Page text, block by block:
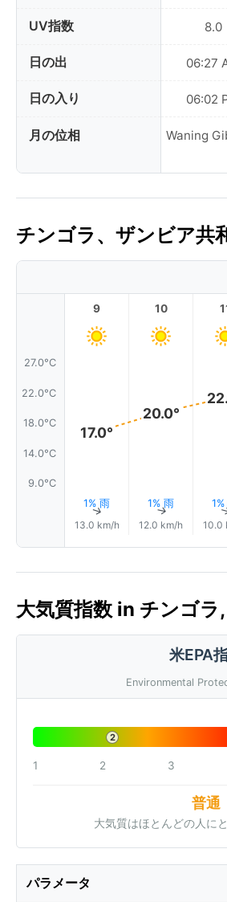
UV指数
日の出
日の入り
月の位相
8.0
06:27
06:02
Waning
チンゴラ、ザンビア共
27.0°C
22.0°C
18.0°C
14.0°C
9.0°C
9
17.0°
1% 雨
↑
13.0 km/h
10
20.0°
1% 雨
↑
12.0 km/h 10.0
大気質指数 in チンゴ
米EPA
Environmental
2
1 2 3
普通
大気質はほとんどの人に
パラメータ